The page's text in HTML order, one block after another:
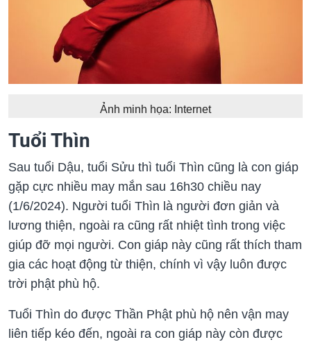
Ảnh minh họa: Internet
Tuổi Thìn
Sau tuổi Dậu, tuổi Sửu thì tuổi Thìn cũng là con giáp
gặp cực nhiều may mắn sau 16h30 chiều nay
(1/6/2024). Người tuổi Thìn là người đơn giản và
lương thiện, ngoài ra cũng rất nhiệt tình trong việc
giúp đỡ mọi người. Con giáp này cũng rất thích tham
gia các hoạt động từ thiện, chính vì vậy luôn được
trời phật phù hộ.
Tuổi Thìn do được Thần Phật phù hộ nên vận may
liên tiếp kéo đến, ngoài ra con giáp này còn được